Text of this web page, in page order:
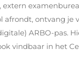
afrondt, ontvang je
ARBO-pas.
vindbaar in het